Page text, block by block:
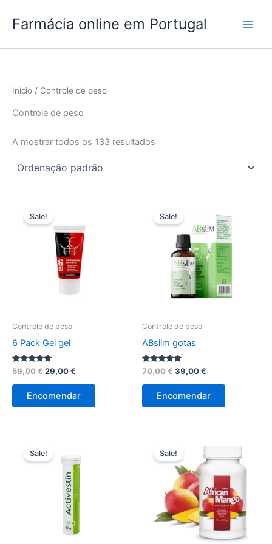
Farmácia online em Portugal
Início / Controle de peso
Controle de peso
A mostrar todos os 133 resultados
Sale!
Controle de peso
6 Pack Gel gel
Avaliação
4.89
de 5
59,00€O
original
era:
29,00€
é:
Encomendar
Sale!
Controle de peso
ABslim gotas
Avaliação
4.75
de 5
70,00€O
original
era:
39,00€
é:
Encomendar
Sale! Sale!